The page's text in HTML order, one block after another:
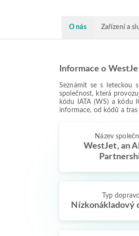
O nás Zařízení a
Informace o
Seznámit se s leteckou
společnost, která
kódu IATA (WS) a kódu
informace, od kódů a
Název
WestJet, an
Typ
Nízkonákladový